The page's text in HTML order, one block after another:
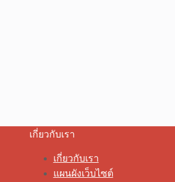
เกี่ยวกับเรา
เกี่ยวกับเรา
แผนผังเว็บไซต์